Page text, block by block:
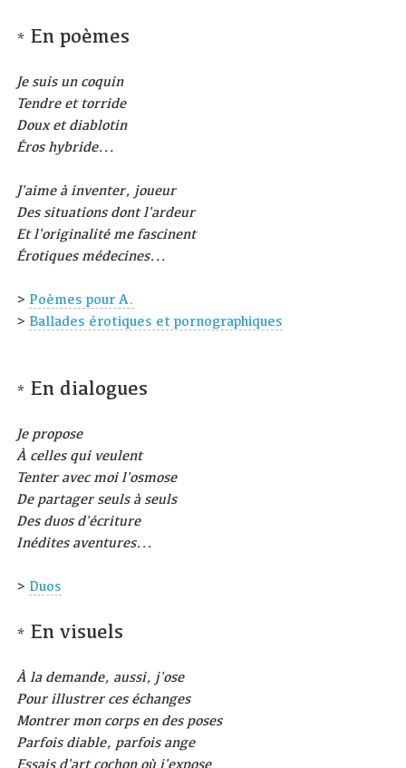
* En poèmes
Je suis un coquin
Tendre et torride
Doux et diablotin
Éros hybride...
J'aime à inventer, joueur
Des situations dont l'ardeur
Et l'originalité me fascinent
Érotiques médecines...
> Poèmes pour A.
> Ballades érotiques et pornographiques
* En dialogues
Je propose
À celles qui veulent
Tenter avec moi l'osmose
De partager seuls à seuls
Des duos d'écriture
Inédites aventures...
> Duos
* En visuels
À la demande, aussi, j'ose
Pour illustrer ces échanges
Montrer mon corps en des poses
Parfois diable, parfois ange
Essais d'art cochon où j'expose